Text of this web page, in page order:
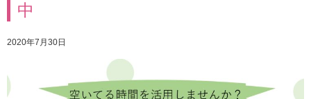
中
2020年7月30日